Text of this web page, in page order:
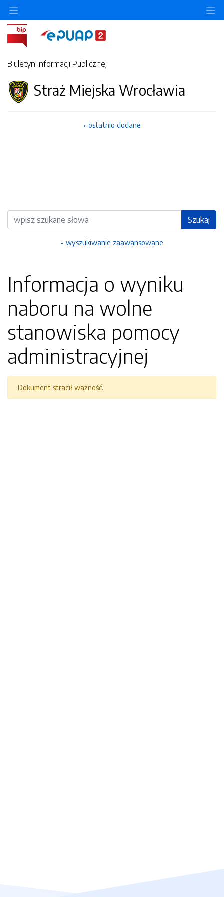
Biuletyn Informacji Publicznej
Straż Miejska Wrocławia
ostatnio dodane
Wyszukiwarka Szukaj
wyszukiwanie zaawansowane
Informacja o wyniku
naboru na wolne
stanowiska pomocy
administracyjnej
Dokument stracił ważność.